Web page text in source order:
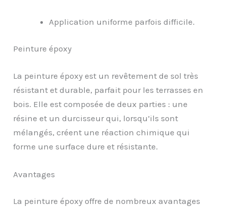
Application uniforme parfois difficile.
Peinture époxy
La peinture époxy est un revêtement de sol très
résistant et durable, parfait pour les terrasses en
bois. Elle est composée de deux parties : une
résine et un durcisseur qui, lorsqu’ils sont
mélangés, créent une réaction chimique qui
forme une surface dure et résistante.
Avantages
La peinture époxy offre de nombreux avantages